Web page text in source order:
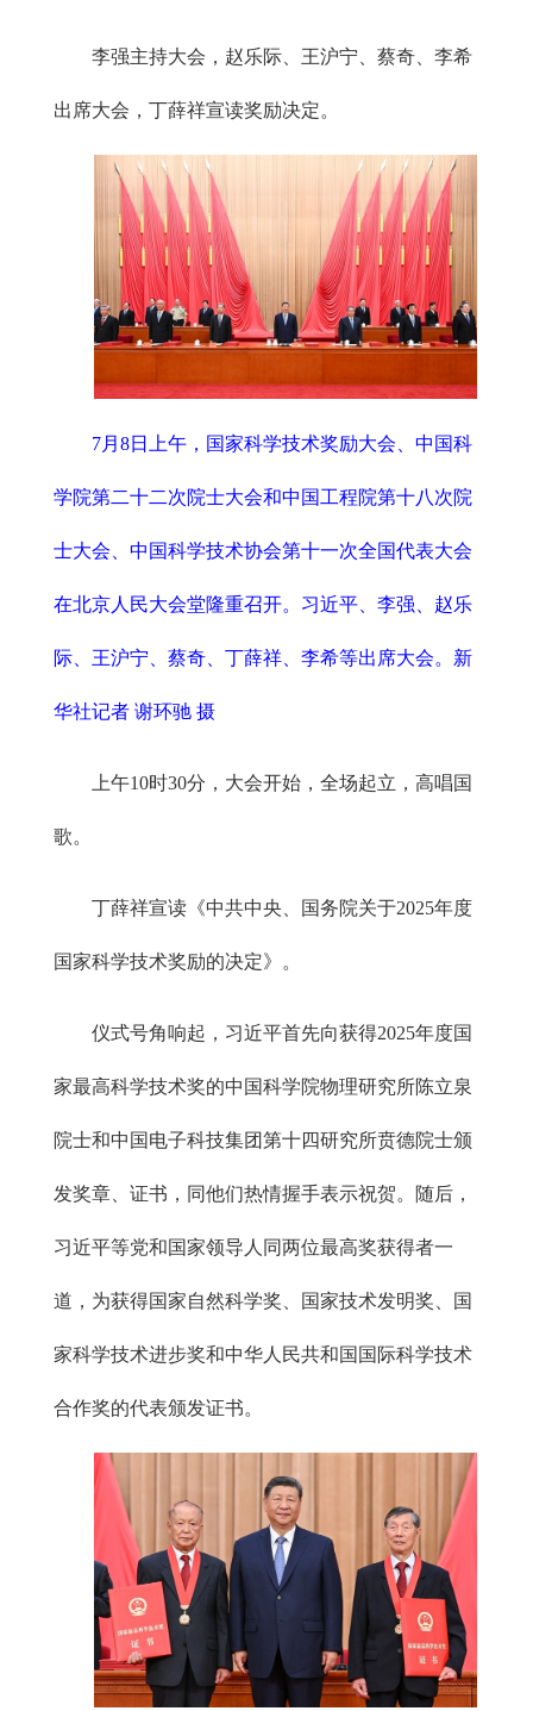
李强主持大会，赵乐际、王沪宁、蔡奇、李希
出席大会，丁薛祥宣读奖励决定。
7月8日上午，国家科学技术奖励大会、中国科
学院第二十二次院士大会和中国工程院第十八次院
士大会、中国科学技术协会第十一次全国代表大会
在北京人民大会堂隆重召开。习近平、李强、赵乐
际、王沪宁、蔡奇、丁薛祥、李希等出席大会。新
华社记者 谢环驰 摄
上午10时30分，大会开始，全场起立，高唱国
歌。
丁薛祥宣读《中共中央、国务院关于2025年度
国家科学技术奖励的决定》。
仪式号角响起，习近平首先向获得2025年度国
家最高科学技术奖的中国科学院物理研究所陈立泉
院士和中国电子科技集团第十四研究所贲德院士颁
发奖章、证书，同他们热情握手表示祝贺。随后，
习近平等党和国家领导人同两位最高奖获得者一
道，为获得国家自然科学奖、国家技术发明奖、国
家科学技术进步奖和中华人民共和国国际科学技术
合作奖的代表颁发证书。